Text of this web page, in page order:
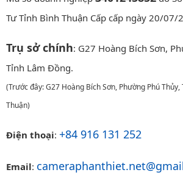
Tư Tỉnh Bình Thuận Cấp cấp ngày 20/07/
Trụ sở chính: G27 Hoàng Bích Sơn,
Tỉnh Lâm Đồng.
(Trước đây: G27 Hoàng Bích Sơn, Phường Phú Thủy,
Thuận)
Điện thoại: +84 916 131 252
Email: